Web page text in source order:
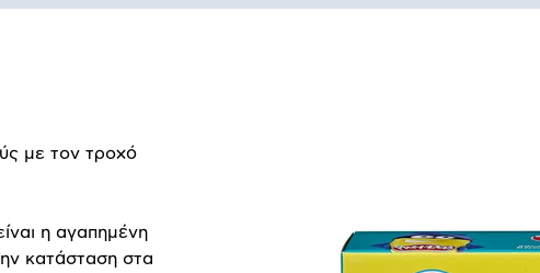
με τον τροχό
η αγαπημένη
κατάσταση στα